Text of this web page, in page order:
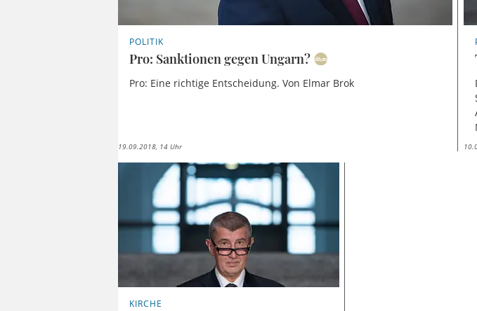
POLITIK
Pro: Sanktionen gegen Ungarn?
Pro: Eine richtige Entscheidung. Von Elmar Brok
19.09.2018, 14 Uhr
KIRCHE